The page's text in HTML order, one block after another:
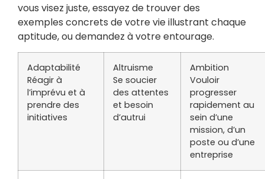
vous visez juste, essayez de trouver des
exemples concrets de votre vie illustrant chaque
aptitude, ou demandez à votre entourage.
Adaptabilité
Réagir à
l’imprévu et à
prendre des
initiatives
Altruisme
Se soucier
des attentes
et besoin
d’autrui
Ambition
Vouloir
progresser
rapidement au
sein d’une
mission, d’un
poste ou d’une
entreprise